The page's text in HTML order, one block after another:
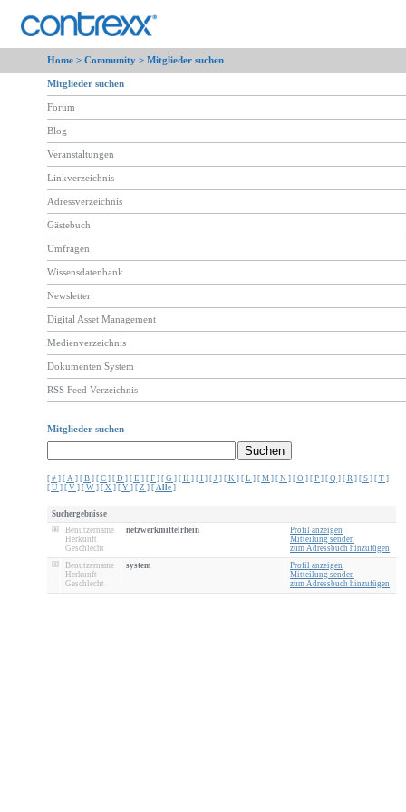
Home > Community > Mitglieder suchen
Mitglieder suchen
Forum
Blog
Veranstaltungen
Linkverzeichnis
Adressverzeichnis
Gästebuch
Umfragen
Wissensdatenbank
Newsletter
Digital Asset Management
Medienverzeichnis
Dokumenten System
RSS Feed Verzeichnis
Mitglieder suchen
[ # ] [ A ] [ B ] [ C ] [ D ] [ E ] [ F ] [ G ] [ H ] [ I ] [ J ] [ K ] [ L ] [ M ] [ N ] [ O ] [ P ] [ Q ] [ R ] [ S ] [ T ]
[ U ] [ V ] [ W ] [ X ] [ Y ] [ Z ] [ Alle ]
Suchergebnisse
Benutzername
Herkunft
Geschlecht
netzwerkmittelrhein
Profil anzeigen
Mitteilung senden
zum Adressbuch hinzufügen
Benutzername
Herkunft
Geschlecht
system
Profil anzeigen
Mitteilung senden
zum Adressbuch hinzufügen